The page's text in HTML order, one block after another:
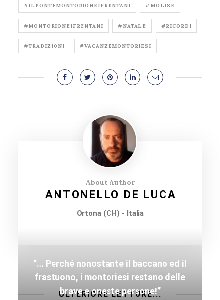
#ILPONTEMONTORIONEIFRENTANI #MOLISE
#MONTORIONEIFRENTANI #NATALE #RICORDI
#TRADIZIONI #VACANZEMONTORIESI
About Author
ANTONELLO DE LUCA
Ortona (CH) - Italia
ULTERIORE LETTURE...
“… Perché nonostante il baccano ed il
frastuono, i montoriesi restano delle
brave e oneste persone!”